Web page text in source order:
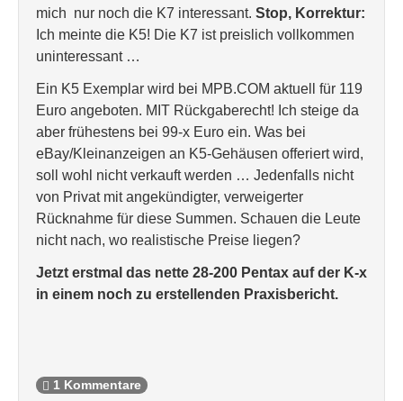
mich nur noch die K7 interessant. Stop, Korrektur:
Ich meinte die K5! Die K7 ist preislich vollkommen
uninteressant …
Ein K5 Exemplar wird bei MPB.COM aktuell für 119
Euro angeboten. MIT Rückgaberecht! Ich steige da
aber frühestens bei 99-x Euro ein. Was bei
eBay/Kleinanzeigen an K5-Gehäusen offeriert wird,
soll wohl nicht verkauft werden … Jedenfalls nicht
von Privat mit angekündigter, verweigerter
Rücknahme für diese Summen. Schauen die Leute
nicht nach, wo realistische Preise liegen?
Jetzt erstmal das nette 28-200 Pentax auf der K-x
in einem noch zu erstellenden Praxisbericht.
1 Kommentare